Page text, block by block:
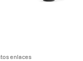
enlaces